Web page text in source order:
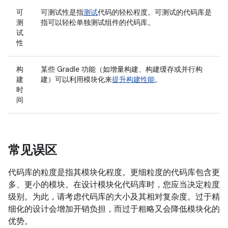
可
测
试
性
可测试性是指测试代码的轻松程度。可测试的代码库是
指可以轻松单独测试组件的代码库。
构
建
时
间
某些 Gradle 功能（如增量构建、构建缓存或并行构
建）可以利用模块化来提升构建性能。
常见误区
代码库的粒度是指其模块化程度。更细粒度的代码库包含更
多、更小的模块。在设计模块化代码库时，您应当决定粒度
级别。为此，请考虑代码库的大小及其相对复杂度。过于精
细化的设计会增加开销负担，而过于粗略又会降低模块化的
优势。